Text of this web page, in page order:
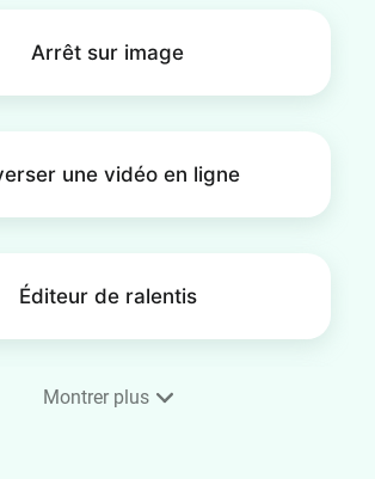
Arrêt sur image
une vidéo en ligne
Éditeur de ralentis
Montrer plus